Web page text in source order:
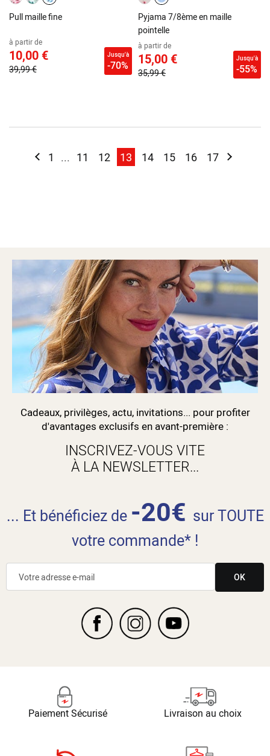
Pull maille fine
à partir de
10,00 €
39,99 €
Jusqu'à
-70%
Pyjama 7/8ème en maille
pointelle
à partir de
15,00 €
35,99 €
Jusqu'à
-55%
PagePage
Précédent
Page
1 ... Page
11 Page
12 You're currently reading page
13 Page
14 Page
15 Page
16 Page
17 Page
Suivant
Cadeaux, privilèges, actu, invitations... pour profiter
d'avantages exclusifs en avant-première :
INSCRIVEZ-VOUS VITE
À LA NEWSLETTER...
... Et bénéficiez de -20€ sur TOUTE
votre commande* !
OK
Paiement Sécurisé Livraison au choix